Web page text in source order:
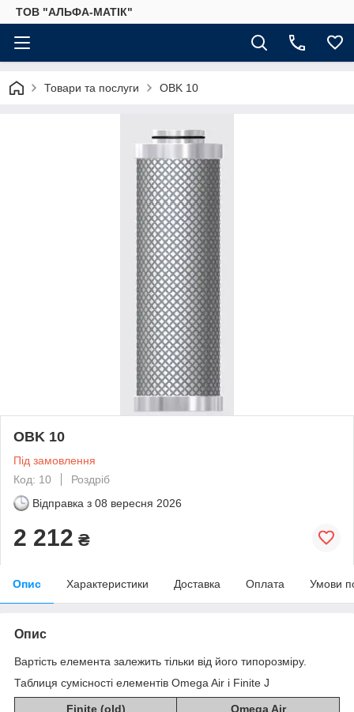
ТОВ "АЛЬФА-МАТІК"
Товари та послуги OBK 10
OBK 10
Під замовлення
Код: 10
Роздріб
Відправка з 08 вересня 2026
2 212 ₴
Опис Характеристики Доставка Оплата Умови
Опис
Вартість елемента залежить тільки від його типорозміру.
Таблиця сумісності елементів Omega Air і Finite J
Finite (old)
Omega Air